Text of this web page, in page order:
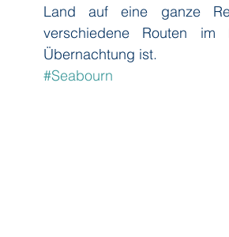
Sea Cloud Cruises SeaDream Yacht
Land auf eine ganze
verschiedene Routen
Übernachtung ist.
#Seabourn